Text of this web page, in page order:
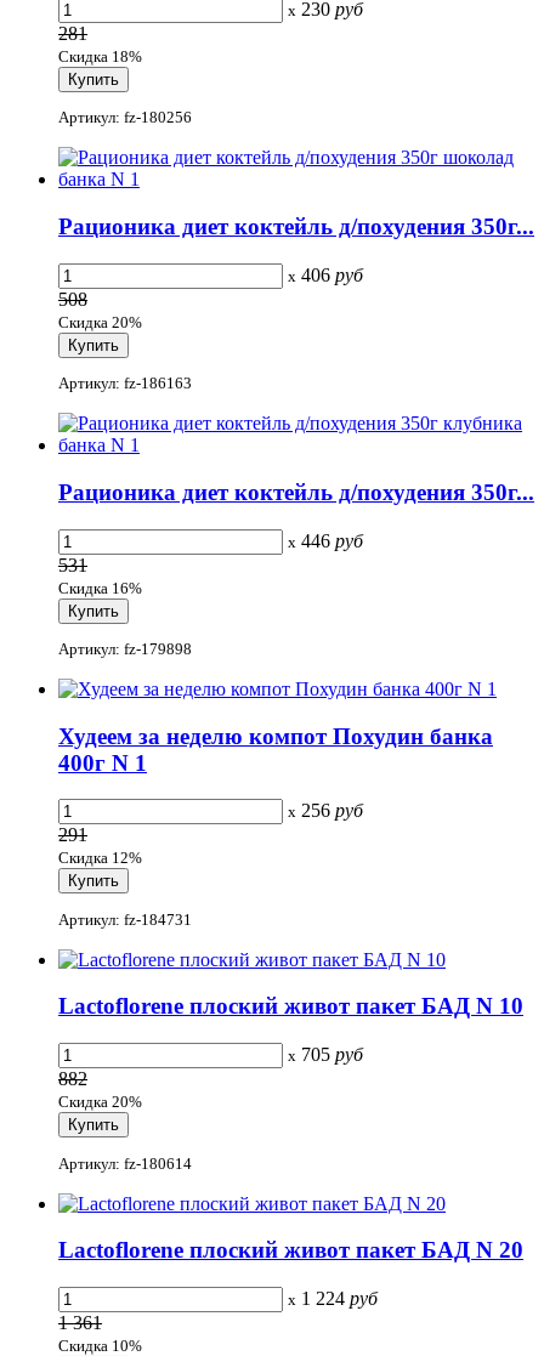
x 230 руб
281
Скидка 18%
Артикул: fz-180256
Рационика диет коктейль д/похудения 350г...
x 406 руб
508
Скидка 20%
Артикул: fz-186163
Рационика диет коктейль д/похудения 350г...
x 446 руб
531
Скидка 16%
Артикул: fz-179898
Худеем за неделю компот Похудин банка
400г N 1
x 256 руб
291
Скидка 12%
Артикул: fz-184731
Lactoflorene плоский живот пакет БАД N 10
x 705 руб
882
Скидка 20%
Артикул: fz-180614
Lactoflorene плоский живот пакет БАД N 20
x 1 224 руб
1 361
Скидка 10%